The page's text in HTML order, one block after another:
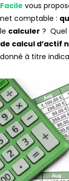
Facile vous
net comptable :
le calculer ? Quel
de calcul d’actif
donné à titre